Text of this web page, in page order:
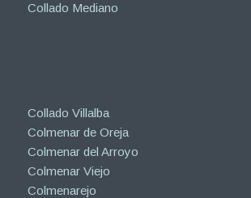
Collado Mediano
Collado Villalba
Colmenar de Oreja
Colmenar del Arroyo
Colmenar Viejo
Colmenarejo